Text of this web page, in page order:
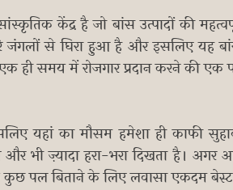
केंद्र है जो बांस उत्पादों की
से घिरा हुआ है और इसलिए यह
ही समय में रोजगार प्रदान करने की एक
यहां का मौसम हमेशा ही काफी
और भी ज़्यादा हरा-भरा दिखता है।
पल बिताने के लिए लवासा एकदम